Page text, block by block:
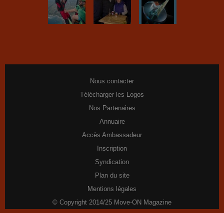
Nous contacter
Télécharger les Logos
Nos Partenaires
Annuaire
Accès Ambassadeur
Inscription
Syndication
Plan du site
Mentions légales
© Copyright 2014/25 Move-ON Magazine